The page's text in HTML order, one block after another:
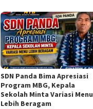
SDN Panda Bima Apresiasi
Program MBG, Kepala
Sekolah Minta Variasi Menu
Lebih Beragam